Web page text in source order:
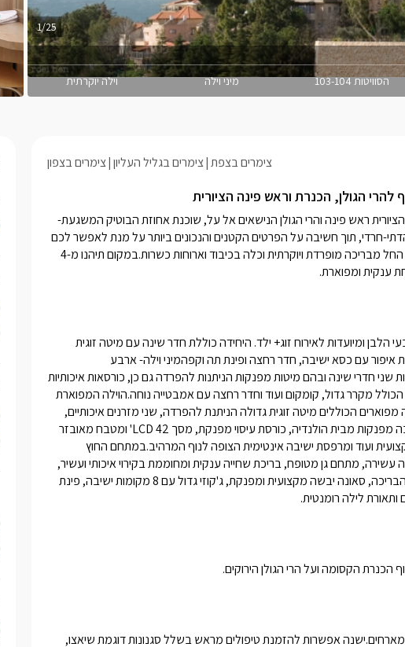
1/25
הסוויטות 103-104 מיני וילה וילה יוקרתית
צימרים בצפת צימרים בגליל העליון צימרים בצפון
להרי הגולן, הכנרת וראש פינה הציורית
ותאורת לילה רומנטית.
הקסומה ועל הרי הגולן הירוקים.